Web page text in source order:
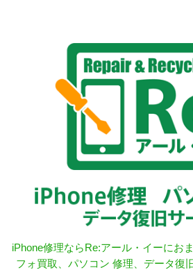
iPhone修理ならRe:アール・イーにお
フォ買取、パソコン 修理、データ復